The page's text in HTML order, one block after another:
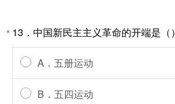
* 13．中国新民主主义革命的开端是（）
A．五册运动
B．五四运动